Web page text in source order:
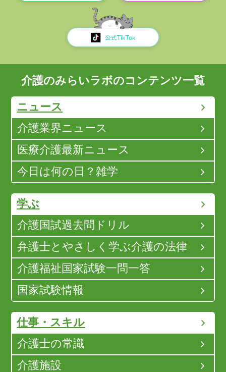
介護のみらいラボのコンテンツ一覧
ニュース
介護業界ニュース
医療介護最新ニュース
今日は何の日？雑学
学ぶ
介護国試過去問ドリル
弁護士とやさしく学ぶ介護の法律
介護福祉国家試験一問一答
国家試験情報
仕事・スキル
介護士の常識
介護施設